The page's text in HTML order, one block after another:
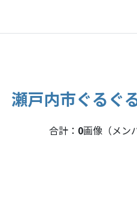
瀬戸内市ぐるぐ
合計： 0画像（メン